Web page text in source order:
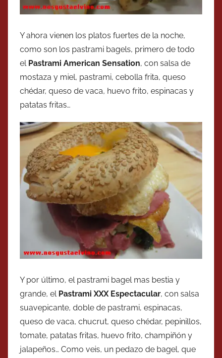
Y ahora vienen los platos fuertes de la noche,
como son los pastrami bagels, primero de todo
el Pastrami American Sensation, con salsa de
mostaza y miel, pastrami, cebolla frita, queso
chédar, queso de vaca, huevo frito, espinacas y
patatas fritas…
Y por último, el pastrami bagel mas bestia y
grande, el Pastrami XXX Espectacular, con salsa
suavepicante, doble de pastrami, espinacas,
queso de vaca, chucrut, queso chédar, pepinillos,
tomate, patatas fritas, huevo frito, champiñón y
jalapeños… Como veis, un pedazo de bagel, que